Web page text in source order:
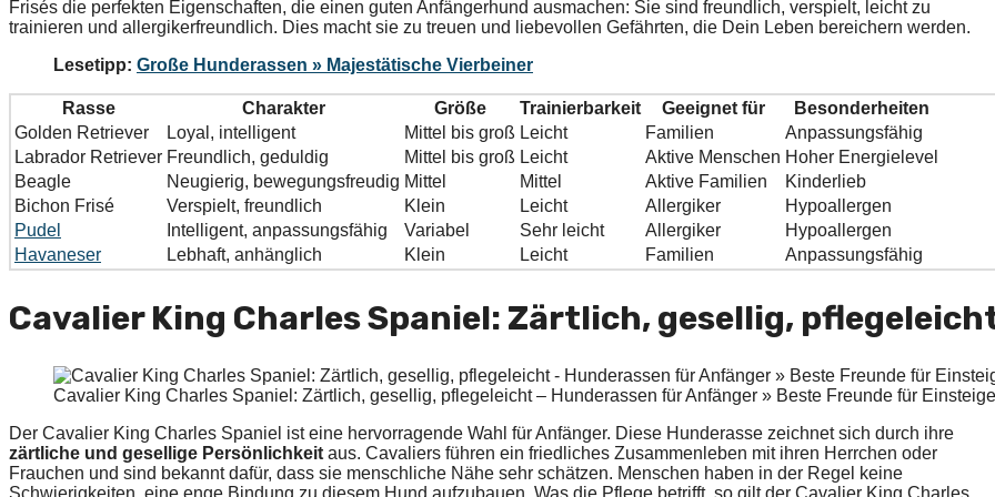
Frisés die perfekten Eigenschaften, die einen guten Anfängerhund ausmachen: Sie sind freundlich, verspielt, leicht zu
trainieren und allergikerfreundlich. Dies macht sie zu treuen und liebevollen Gefährten, die Dein Leben bereichern werden.
Lesetipp: Große Hunderassen » Majestätische Vierbeiner
Rasse Charakter Größe Trainierbarkeit Geeignet für
Besonderheiten
Golden Retriever
Loyal, intelligent Mittel bis groß Leicht Familien
Anpassungsfähig
Labrador Retriever Freundlich, geduldig Mittel bis groß Leicht Aktive Menschen Hoher Energielevel
Beagle
Neugierig, bewegungsfreudig Mittel Mittel Aktive Familien
Kinderlieb
Bichon Frisé
Verspielt, freundlich Klein Leicht Allergiker
Hypoallergen
Pudel
Intelligent, anpassungsfähig Variabel Sehr leicht Allergiker
Hypoallergen
Havaneser
Lebhaft, anhänglich Klein Leicht Familien Anpassungsfähig
Cavalier King Charles Spaniel: Zärtlich, gesellig,
Cavalier King Charles Spaniel: Zärtlich, gesellig, pflegeleicht – Hunderassen für Anfänger » Beste Freunde für
Der Cavalier King Charles Spaniel ist eine hervorragende Wahl für Anfänger. Diese Hunderasse zeichnet sich durch ihre
zärtliche und gesellige Persönlichkeit aus. Cavaliers führen ein friedliches Zusammenleben mit ihren Herrchen oder
Frauchen und sind bekannt dafür, dass sie menschliche Nähe sehr schätzen. Menschen haben in der Regel keine
Schwierigkeiten, eine enge Bindung zu diesem Hund aufzubauen. Was die Pflege betrifft, so gilt der Cavalier King Charles